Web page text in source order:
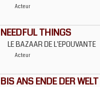
Acteur
NEEDFUL THINGS
LE BAZAAR DE L'EPOUVANTE
Acteur
BIS ANS ENDE DER WELT